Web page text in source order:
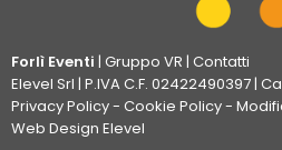
Forlì Eventi | Gruppo VR | Contatti
Elevel Srl | P.IVA C.F. 02422490397 |
Privacy Policy- Cookie Policy-
Web Design Elevel